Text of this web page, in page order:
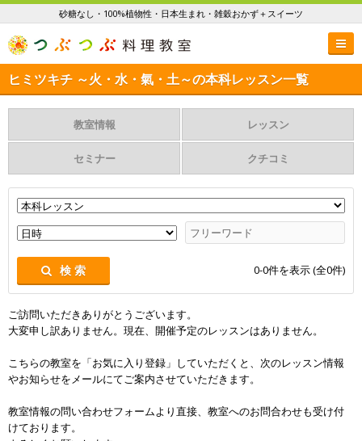
砂糖なし・100%植物性・日本生まれ・雑穀おかず＋スイーツ
ヒミツキチ ～火・水・氣・土～の本科レッスン一覧
教室情報 レッスン
セミナー クチコミ
検 索 0-0件を表示 (全0件)
ご訪問いただきありがとうございます。
大変申し訳ありません。現在、開催予定のレッスンはありません。
こちらの教室を「お気に入り登録」していただくと、次のレッスン情報
やお知らせをメールにてご案内させていただきます。
教室情報の問い合わせフォームより直接、教室へのお問合わせも受け付
けております。